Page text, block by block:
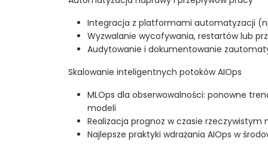
Integracja z platformami automatyzacji
Wyzwalanie wycofywania, restartów lub
Audytowanie i dokumentowanie
Skalowanie inteligentnych potoków AIOps
MLOps dla obserwowalności: ponowne
modeli
Realizacja prognoz w czasie rzeczywistym
Najlepsze praktyki wdrażania AIOps w